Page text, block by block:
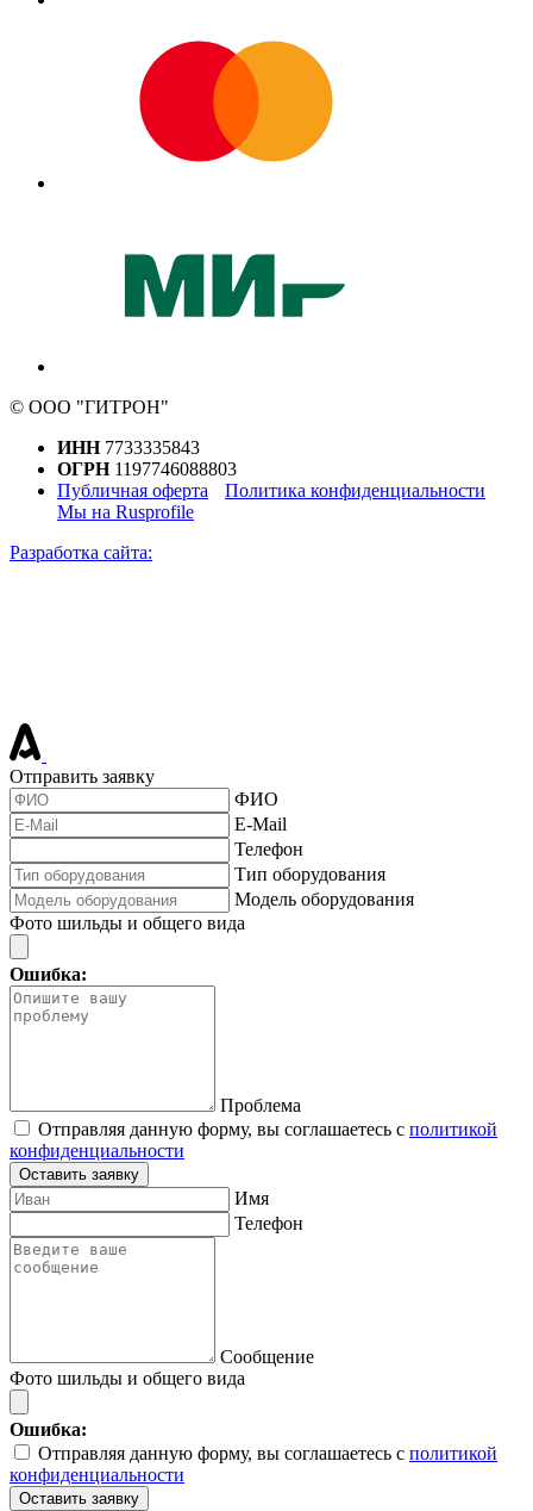
© ООО "ГИТРОН"
ИНН7733335843
ОГРН1197746088803
Публичная оферта
Политика конфиденциальности
Мы на Rusprofile
Разработка сайта:
Отправить заявку
ФИО
E-Mail
Телефон
Тип оборудования
Модель оборудования
Фото шильды и общего вида
Ошибка:
Проблема
Отправляя данную форму, вы соглашаетесь с политикой
конфиденциальности
Оставить заявку
Имя
Телефон
Сообщение
Фото шильды и общего вида
Ошибка:
Отправляя данную форму, вы соглашаетесь с политикой
конфиденциальности
Оставить заявку